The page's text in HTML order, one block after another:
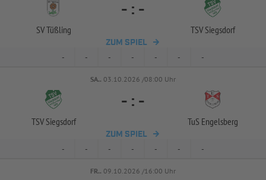
SV Tüßling
- : -
TSV Siegsdorf
ZUM SPIEL
- - - - - - -
SA.. 03.10.2026 /08:00 Uhr
TSV Siegsdorf
- : -
TuS Engelsberg
ZUM SPIEL
- - - - - - -
FR.. 09.10.2026 /16:00 Uhr